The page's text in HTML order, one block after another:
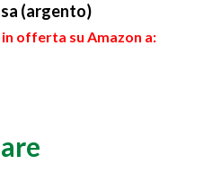
(argento)
in offerta su Amazon a: